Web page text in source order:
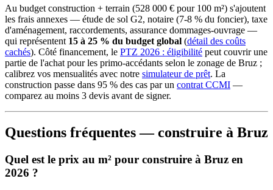
Au budget construction + terrain (528 000 € pour 100 m²) s'ajoutent
les frais annexes — étude de sol G2, notaire (7-8 % du foncier), taxe
d'aménagement, raccordements, assurance dommages-ouvrage —
qui représentent 15 à 25 % du budget global (détail des coûts
cachés). Côté financement, le PTZ 2026 : éligibilité peut couvrir une
partie de l'achat pour les primo-accédants selon le zonage de Bruz ;
calibrez vos mensualités avec notre simulateur de prêt. La
construction passe dans 95 % des cas par un contrat CCMI —
comparez au moins 3 devis avant de signer.
Questions fréquentes — construire à Bruz
Quel est le prix au m² pour construire à Bruz en
2026 ?